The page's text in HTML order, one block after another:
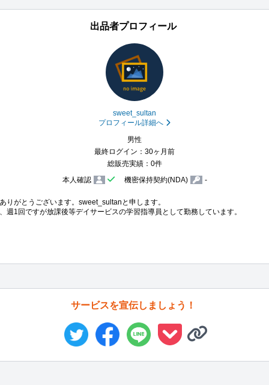
出品者プロフィール
sweet_sultan
プロフィール詳細へ
男性
最終ログイン：30ヶ月前
総販売実績：0件
本人確認
機密保持契約(NDA) -
りがとうございます。sweet_sultanと申します。
週1回ですが放課後等デイサービスの学習指導員として勤務しています。
サービスを宣伝しましょう！